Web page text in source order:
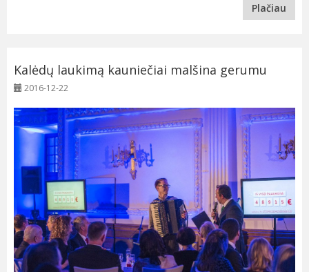
Plačiau
Kalėdų laukimą kauniečiai malšina gerumu
2016-12-22